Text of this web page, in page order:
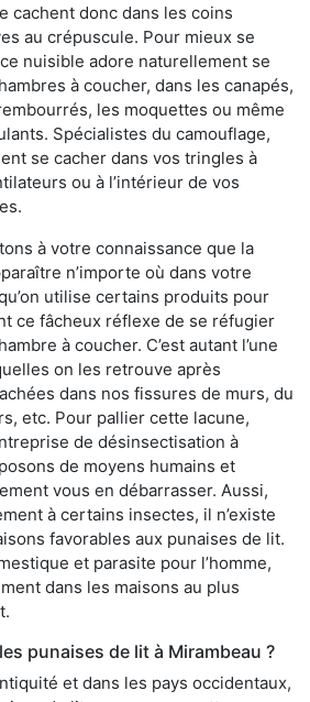
cachent donc dans les coins
au crépuscule. Pour mieux se
nuisible adore naturellement se
à coucher, dans les canapés,
les moquettes ou même
Spécialistes du camouflage,
se cacher dans vos tringles à
ou à l’intérieur de vos
à votre connaissance que la
n’importe où dans votre
utilise certains produits pour
ce fâcheux réflexe de se réfugier
à coucher. C’est autant l’une
on les retrouve après
dans nos fissures de murs, du
etc. Pour pallier cette lacune,
de désinsectisation à
de moyens humains et
vous en débarrasser. Aussi,
à certains insectes, il n’existe
favorables aux punaises de lit.
et parasite pour l’homme,
dans les maisons au plus
punaises de lit à Mirambeau ?
et dans les pays occidentaux,